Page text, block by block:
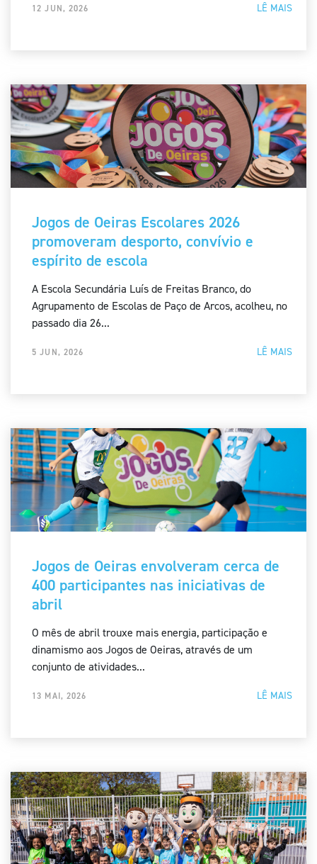
LÊ MAIS
12 JUN, 2026
Jogos de Oeiras Escolares 2026
promoveram desporto, convívio e
espírito de escola
A Escola Secundária Luís de Freitas Branco, do
Agrupamento de Escolas de Paço de Arcos, acolheu, no
passado dia 26...
LÊ MAIS
5 JUN, 2026
Jogos de Oeiras envolveram cerca de
400 participantes nas iniciativas de
abril
O mês de abril trouxe mais energia, participação e
dinamismo aos Jogos de Oeiras, através de um
conjunto de atividades...
LÊ MAIS
13 MAI, 2026